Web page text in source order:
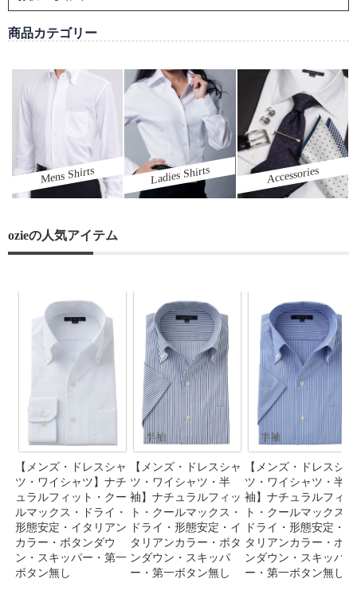
商品カテゴリー
Mens Shirts Ladies Shirts Accessories
ozieの人気アイテム
【メンズ・ドレスシャ
ツ・ワイシャツ】ナチ
ュラルフィット・クー
ルマックス・ドライ・
形態安定・イタリアン
カラー・ボタンダウ
ン・スキッパー・第一
ボタン無し
【メンズ・ドレスシャ
ツ・ワイシャツ・半
袖】ナチュラルフィッ
ト・クールマックス・
ドライ・形態安定・イ
タリアンカラー・ボタ
ンダウン・スキッパ
ー・第一ボタン無し
【メンズ・ドレスシャ
ツ・ワイシャツ・半
袖】ナチュラルフィッ
ト・クールマックス・
ドライ・形態安定・イ
タリアンカラー・ボタ
ンダウン・スキッパ
ー・第一ボタン無し